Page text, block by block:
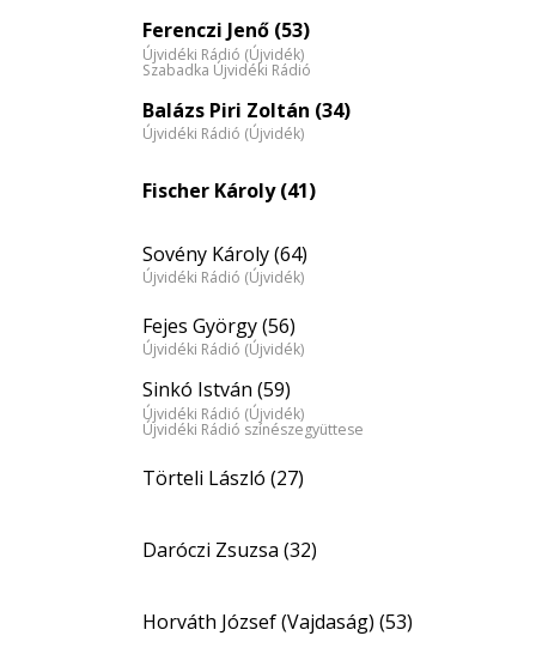
eloszlás
nagyítása
Ferenczi Jenő (53)
Újvidéki Rádió (Újvidék)
Szabadka Újvidéki Rádió
Balázs Piri Zoltán (34)
Újvidéki Rádió (Újvidék)
Fischer Károly (41)
Sovény Károly (64)
Újvidéki Rádió (Újvidék)
Fejes György (56)
Újvidéki Rádió (Újvidék)
Sinkó István (59)
Újvidéki Rádió (Újvidék)
Újvidéki Rádió színészegyüttese
Törteli László (27)
Daróczi Zsuzsa (32)
Horváth József (Vajdaság) (53)